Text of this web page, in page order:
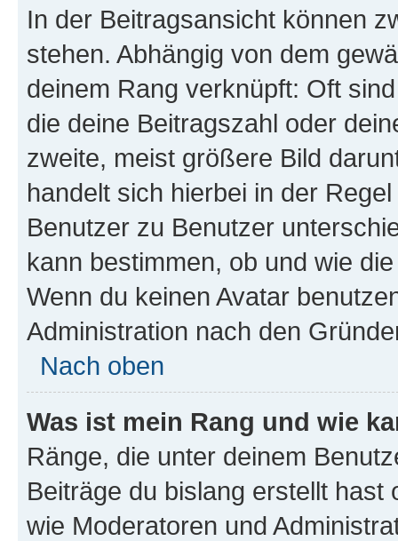
In der Beitragsansicht können
stehen. Abhängig von dem
deinem Rang verknüpft: Oft
die deine Beitragszahl oder
zweite, meist größere Bild
handelt sich hierbei in der
Benutzer zu Benutzer
kann bestimmen, ob und wie
Wenn du keinen Avatar
Administration nach den
Nach oben
Was ist mein Rang und wie
Ränge, die unter deinem
Beiträge du bislang erstellt
wie Moderatoren und